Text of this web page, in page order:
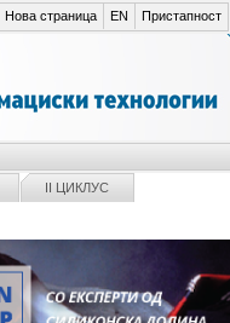
Пристапност
EN
Нова страница
II ЦИКЛУС